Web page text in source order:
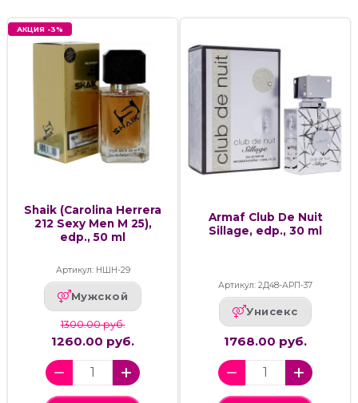
АКЦИЯ -3%
Shaik (Carolina Herrera
212 Sexy Men M 25),
edp., 50 ml
Артикул: НШН-29
Мужской
1300.00 руб.
1260.00 руб.
Armaf Club De Nuit
Sillage, edp., 30 ml
Артикул: 2Д48-АРП-37
Унисекс
1768.00 руб.